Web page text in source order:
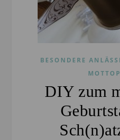
BESONDERE
DIY zum